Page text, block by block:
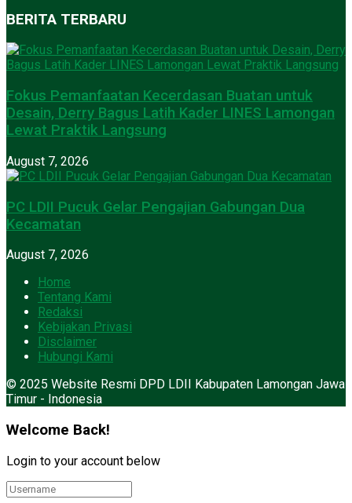
BERITA TERBARU
Fokus Pemanfaatan Kecerdasan Buatan untuk
Desain, Derry Bagus Latih Kader LINES Lamongan
Lewat Praktik Langsung
August 7, 2026
PC LDII Pucuk Gelar Pengajian Gabungan Dua
Kecamatan
August 7, 2026
Home
Tentang Kami
Redaksi
Kebijakan Privasi
Disclaimer
Hubungi Kami
© 2025 Website Resmi DPD LDII Kabupaten Lamongan Jawa
Timur - Indonesia
Welcome Back!
Login to your account below